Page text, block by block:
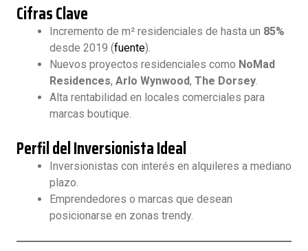
Cifras Clave
Incremento de m² residenciales de hasta un 85%
desde 2019 (fuente).
Nuevos proyectos residenciales como NoMad
Residences, Arlo Wynwood, The Dorsey.
Alta rentabilidad en locales comerciales para
marcas boutique.
Perfil del Inversionista Ideal
Inversionistas con interés en alquileres a mediano
plazo.
Emprendedores o marcas que desean
posicionarse en zonas trendy.